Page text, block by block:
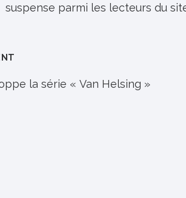
suspense parmi les lecteurs du
la série « Van Helsing »